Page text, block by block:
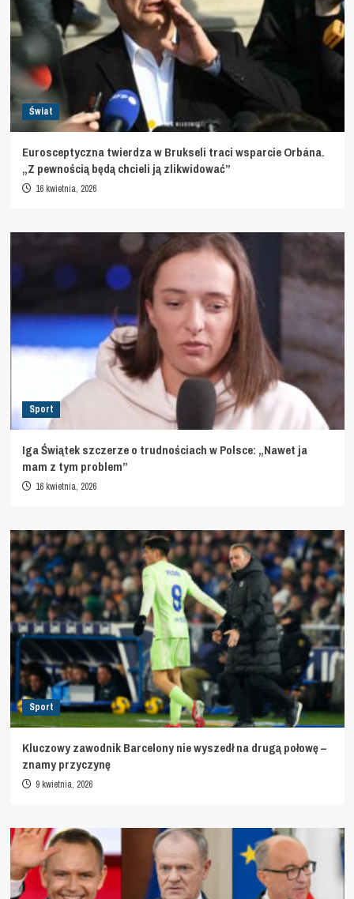
Świat
Eurosceptyczna twierdza w Brukseli traci wsparcie Orbána.
„Z pewnością będą chcieli ją zlikwidować”
16 kwietnia, 2026
Sport
Iga Świątek szczerze o trudnościach w Polsce: „Nawet ja
mam z tym problem”
16 kwietnia, 2026
Sport
Kluczowy zawodnik Barcelony nie wyszedł na drugą połowę –
znamy przyczynę
9 kwietnia, 2026